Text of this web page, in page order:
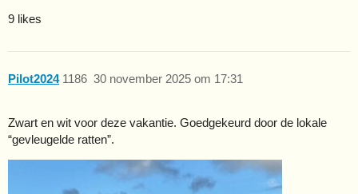
9 likes
Pilot2024 30 november 2025 om 17:31
1186
Zwart en wit voor deze vakantie. Goedgekeurd door de lokale
“gevleugelde ratten”.